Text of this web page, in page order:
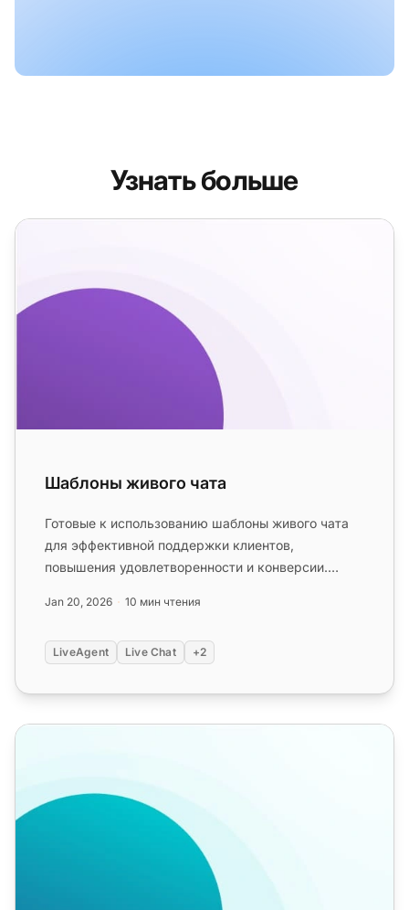
Узнать больше
Шаблоны живого чата
Шаблоны живого чата
Готовые к использованию шаблоны живого чата
для эффективной поддержки клиентов,
повышения удовлетворенности и конверсии.
Jan 20, 2026 10 мин чтения
LiveAgent Live Chat +2
Шаблоны для колл-центра